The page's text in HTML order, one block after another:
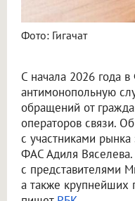
Фото: Гигачат
С начала 2026 года
антимонопольную
обращений от
операторов связи.
с участниками рынка
ФАС Адиля Вяселева.
с представителями
а также крупнейших